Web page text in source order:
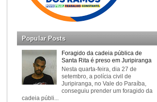
Popular Posts
Foragido da cadeia pública de
Santa Rita é preso em Juripiranga
Nesta quarta-feira, dia 27 de
setembro, a polícia civil de
Juripiranga, no Vale do Paraíba,
conseguiu prender um foragido da
cadeia públi...